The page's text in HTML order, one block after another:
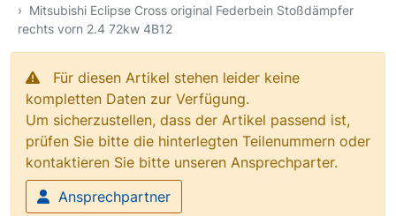
Mitsubishi Eclipse Cross original Federbein Stoßdämpfer
rechts vorn 2.4 72kw 4B12
Für diesen Artikel stehen leider keine
kompletten Daten zur Verfügung.
Um sicherzustellen, dass der Artikel passend ist,
prüfen Sie bitte die hinterlegten Teilenummern oder
kontaktieren Sie bitte unseren Ansprechparter.
Ansprechpartner